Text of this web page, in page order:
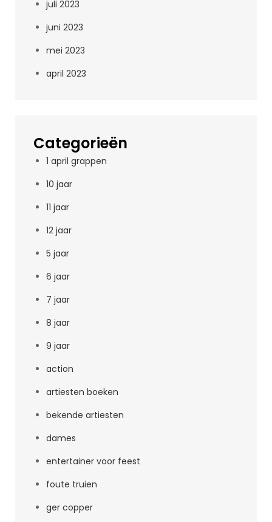
juli 2023
juni 2023
mei 2023
april 2023
Categorieën
1 april grappen
10 jaar
11 jaar
12 jaar
5 jaar
6 jaar
7 jaar
8 jaar
9 jaar
action
artiesten boeken
bekende artiesten
dames
entertainer voor feest
foute truien
ger copper